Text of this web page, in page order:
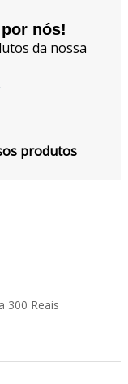
nós!
da nossa
produtos
300 Reais